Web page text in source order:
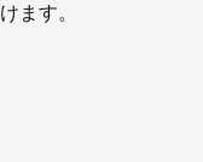
ます。